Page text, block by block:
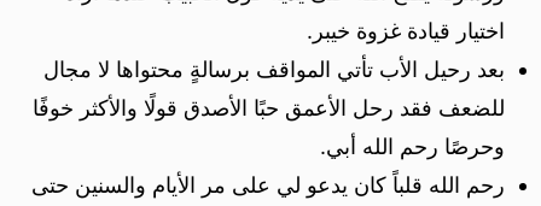
اختيار قيادة غزوة خيبر.
بعد رحيل الأب تأتي المواقف برسالةٍ محتواها لا مجال
للضعف فقد رحل الأعمق حبًا الأصدق قولًا والأكثر خوفًا
وحرصًا رحم الله أبي.
رحم الله قلباً كان يدعو لي على مر الأيام والسنين حتى